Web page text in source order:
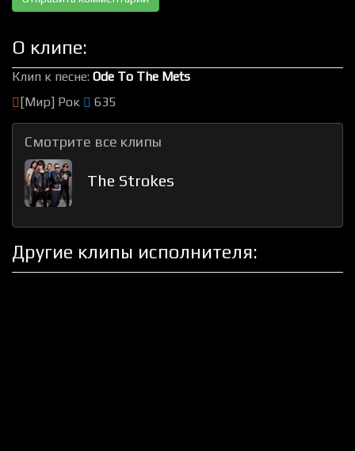
О клипе:
Клип к песне: Ode To The Mets
[Мир] Рок
635
Смотрите все клипы
The Strokes
Другие клипы исполнителя: